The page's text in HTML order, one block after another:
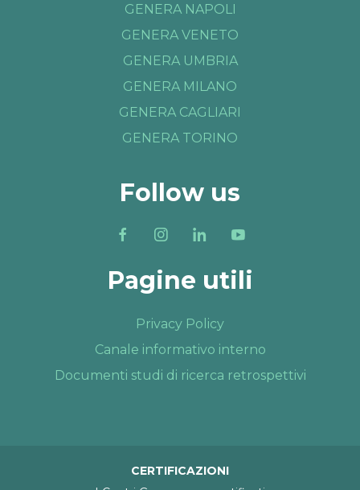
GENERA NAPOLI
GENERA VENETO
GENERA UMBRIA
GENERA MILANO
GENERA CAGLIARI
GENERA TORINO
Follow us
Pagine utili
Privacy Policy
Canale informativo interno
Documenti studi di ricerca retrospettivi
CERTIFICAZIONI